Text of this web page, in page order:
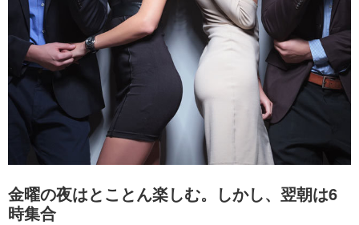
金曜の夜はとことん楽しむ。しかし、翌朝は6
時集合